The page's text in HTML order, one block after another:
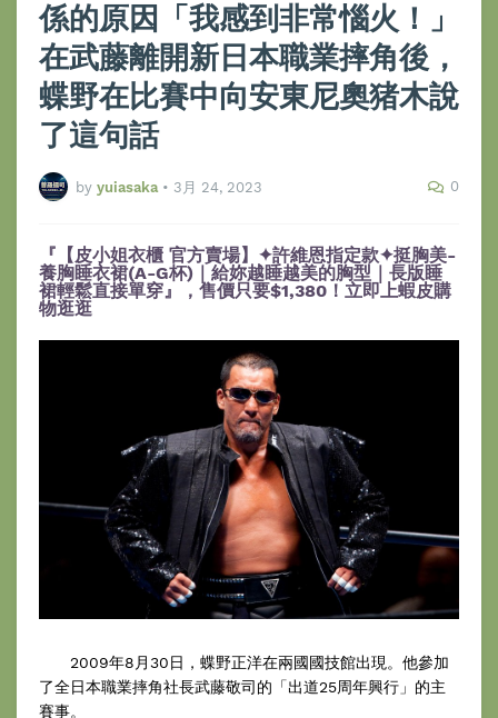
係的原因「我感到非常惱火！」
在武藤離開新日本職業摔角後，
蝶野在比賽中向安東尼奧猪木說
了這句話
by yuiasaka • 3月 24, 2023 0
『【皮小姐衣櫃 官方賣場】✦許維恩指定款✦挺胸美-
養胸睡衣裙(A-G杯)｜給妳越睡越美的胸型｜長版睡
裙輕鬆直接單穿』，售價只要$1,380！立即上蝦皮購
物逛逛
2009年8月30日，蝶野正洋在兩國國技館出現。他參加
了全日本職業摔角社長武藤敬司的「出道25周年興行」的主
賽事。